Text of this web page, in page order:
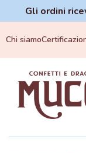
Gli ordini
Chi siamo